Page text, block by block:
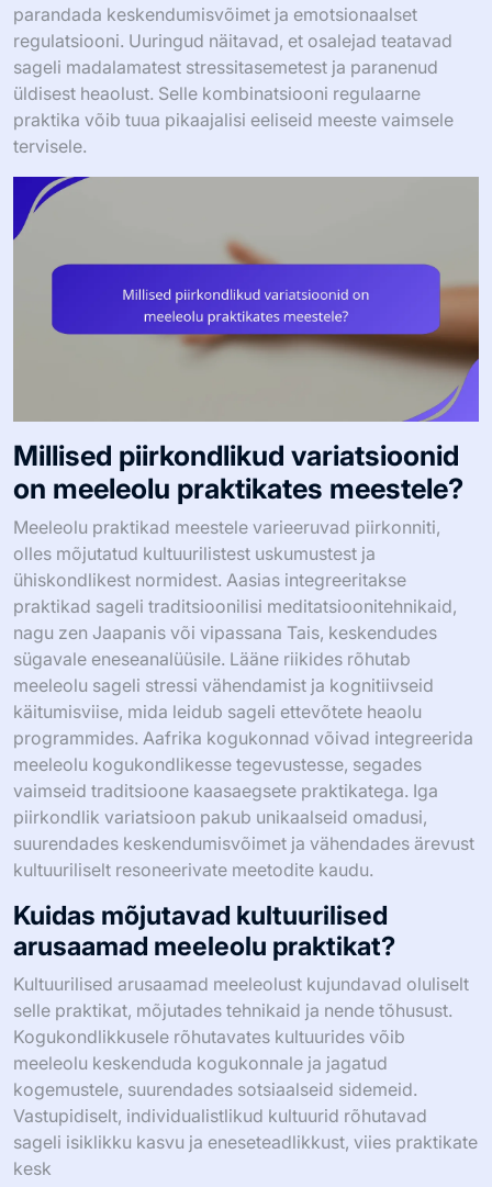
parandada keskendumisvõimet ja emotsionaalset
regulatsiooni. Uuringud näitavad, et osalejad teatavad
sageli madalamatest stressitasemetest ja paranenud
üldisest heaolust. Selle kombinatsiooni regulaarne
praktika võib tuua pikaajalisi eeliseid meeste vaimsele
tervisele.
Millised piirkondlikud variatsioonid
on meeleolu praktikates meestele?
Meeleolu praktikad meestele varieeruvad piirkonniti,
olles mõjutatud kultuurilistest uskumustest ja
ühiskondlikest normidest. Aasias integreeritakse
praktikad sageli traditsioonilisi meditatsioonitehnikaid,
nagu zen Jaapanis või vipassana Tais, keskendudes
sügavale eneseanalüüsile. Lääne riikides rõhutab
meeleolu sageli stressi vähendamist ja kognitiivseid
käitumisviise, mida leidub sageli ettevõtete heaolu
programmides. Aafrika kogukonnad võivad integreerida
meeleolu kogukondlikesse tegevustesse, segades
vaimseid traditsioone kaasaegsete praktikatega. Iga
piirkondlik variatsioon pakub unikaalseid omadusi,
suurendades keskendumisvõimet ja vähendades ärevust
kultuuriliselt resoneerivate meetodite kaudu.
Kuidas mõjutavad kultuurilised
arusaamad meeleolu praktikat?
Kultuurilised arusaamad meeleolust kujundavad oluliselt
selle praktikat, mõjutades tehnikaid ja nende tõhusust.
Kogukondlikkusele rõhutavates kultuurides võib
meeleolu keskenduda kogukonnale ja jagatud
kogemustele, suurendades sotsiaalseid sidemeid.
Vastupidiselt, individualistlikud kultuurid rõhutavad
sageli isiklikku kasvu ja eneseteadlikkust, viies praktikate
kesk